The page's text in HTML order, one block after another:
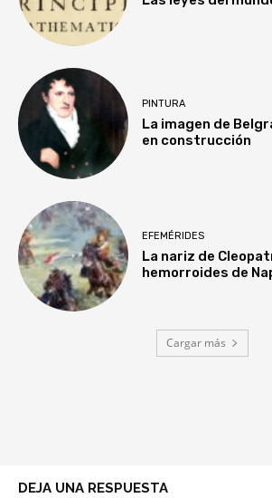
PINTURA
La imagen de
en construcción
EFEMÉRIDES
La nariz de
hemorroides de
Cargar más
DEJA UNA RESPUESTA